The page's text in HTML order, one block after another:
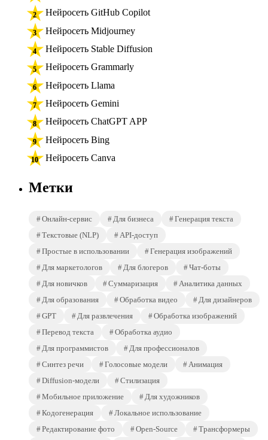
Нейросеть GitHub Copilot
Нейросеть Midjourney
Нейросеть Stable Diffusion
Нейросеть Grammarly
Нейросеть Llama
Нейросеть Gemini
Нейросеть ChatGPT APP
Нейросеть Bing
Нейросеть Canva
Метки
Онлайн-сервис Для бизнеса
Генерация текста
Текстовые (NLP)
API-доступ
Простые в использовании
Генерация изображений
Для маркетологов
Для блогеров
Чат-боты
Для новичков
Суммаризация
Аналитика данных
Для образования
Обработка видео
Для дизайнеров
GPT
Для развлечения
Обработка изображений
Перевод текста
Обработка аудио
Для программистов
Для профессионалов
Синтез речи
Голосовые модели
Анимация
Diffusion-модели
Стилизация
Мобильное приложение
Для художников
Кодогенерация
Локальное использование
Редактирование фото
Open-Source Трансформеры